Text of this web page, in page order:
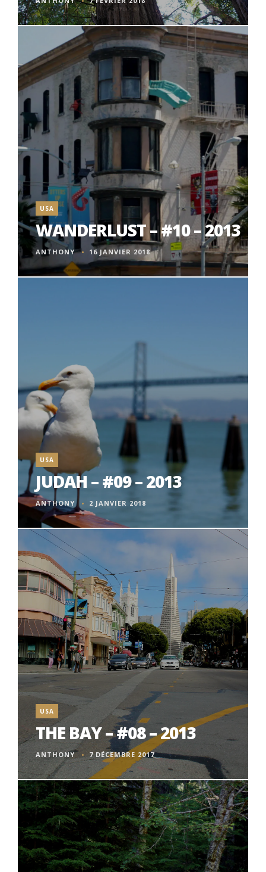
USA
WANDERLUST – #10 – 2013
ANTHONY 16 JANVIER 2018
USA
JUDAH – #09 – 2013
ANTHONY 2 JANVIER 2018
USA
THE BAY – #08 – 2013
ANTHONY 7 DÉCEMBRE 2017